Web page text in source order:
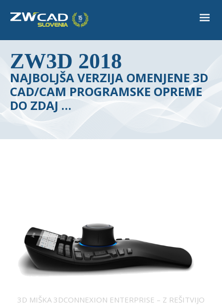
ZW3D 2018
NAJBOLJŠA VERZIJA OMENJENE 3D
CAD/CAM PROGRAMSKE OPREME
DO ZDAJ …
3D MIŠKA 3DCONNEXION ENTERPRISE – Z REŠITVIJO